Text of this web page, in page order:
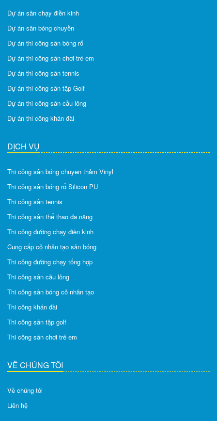
Dự án sân chạy điền kinh
Dự án sân bóng chuyền
Dự án thi công sân bóng rổ
Dự án thi công sân chơi trẻ em
Dự án thi công sân tennis
Dự án thi công sân tập Golf
Dự án thi công sân cầu lông
Dự án thi công khán đài
DỊCH VỤ
Thi công sân bóng chuyền thảm Vinyl
Thi công sân bóng rổ Silicon PU
Thi công sân tennis
Thi công sân thể thao đa năng
Thi công đường chạy điền kinh
Cung cấp cỏ nhân tạo sân bóng
Thi công đường chạy tổng hợp
Thi công sân cầu lông
Thi công sân bóng cỏ nhân tạo
Thi công khán đài
Thi công sân tập golf
Thi công sân chơi trẻ em
VỀ CHÚNG TÔI
Về chúng tôi
Liên hệ